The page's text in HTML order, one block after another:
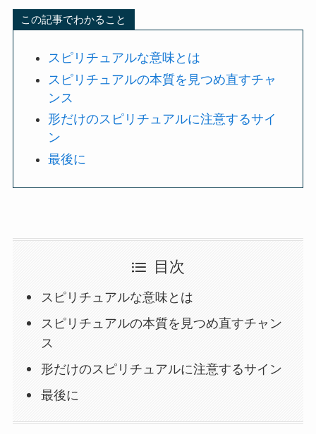
この記事でわかること
スピリチュアルな意味とは
スピリチュアルの本質を見つめ直すチャ
ンス
形だけのスピリチュアルに注意するサイ
ン
最後に
目次
スピリチュアルな意味とは
スピリチュアルの本質を見つめ直すチャン
ス
形だけのスピリチュアルに注意するサイン
最後に